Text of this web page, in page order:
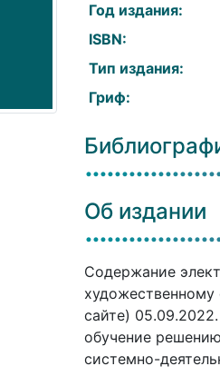
Год издания:
ISBN:
Тип издания:
Гриф:
Об издании
Содержание
сайте)
обучение
системно-